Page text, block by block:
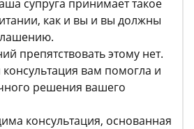
супруга принимает такое
как и вы и вы должны
препятствовать этому нет.
вам помогла и
решения вашего
консультация, основанная